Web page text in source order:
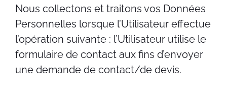
Nous collectons et traitons vos Données
Personnelles lorsque l’Utilisateur effectue
l’opération suivante : l’Utilisateur utilise le
formulaire de contact aux fins d’envoyer
une demande de contact/de devis.